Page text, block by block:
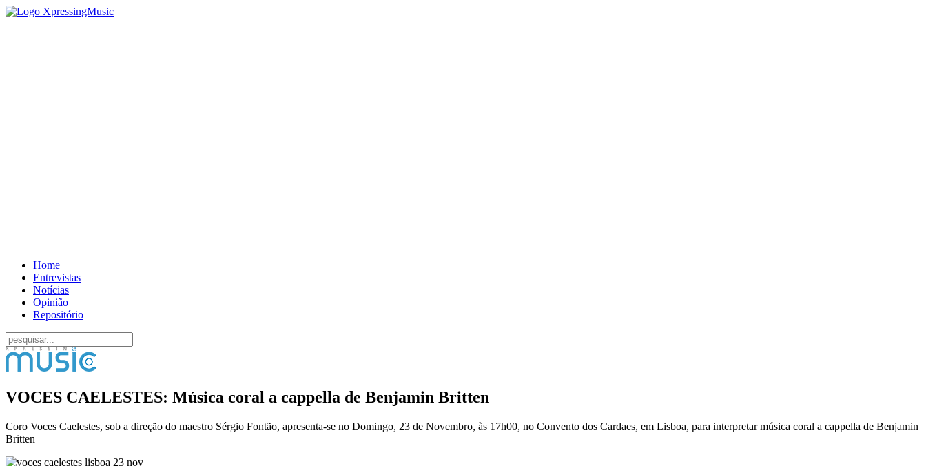
Home
Entrevistas
Notícias
Opinião
Repositório
VOCES CAELESTES: Música coral a cappella de Benjamin Britten
Coro Voces Caelestes, sob a direção do maestro Sérgio Fontão, apresenta-se no Domingo, 23 de Novembro, às 17h00, no Convento dos Cardaes, em Lisboa, para interpretar música coral a cappella de Benjamin
Britten